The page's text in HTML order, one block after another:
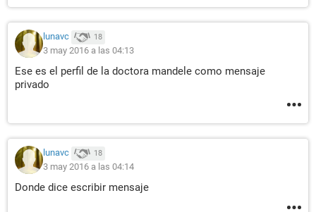
lunavc 18
3 may 2016 a las 04:13
Ese es el perfil de la doctora mandele como mensaje
privado
lunavc 18
3 may 2016 a las 04:14
Donde dice escribir mensaje